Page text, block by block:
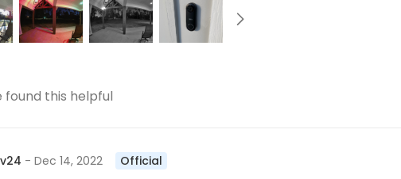
found this helpful
- Dec 14, 2022 Official